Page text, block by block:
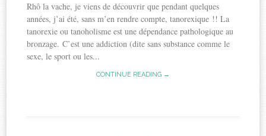
Rhô la vache, je viens de découvrir que pendant quelques
années, j’ai été, sans m’en rendre compte, tanorexique !! La
tanorexie ou tanoholisme est une dépendance pathologique au
bronzage. C’est une addiction (dite sans substance comme le
sexe, le sport ou les...
CONTINUE READING →